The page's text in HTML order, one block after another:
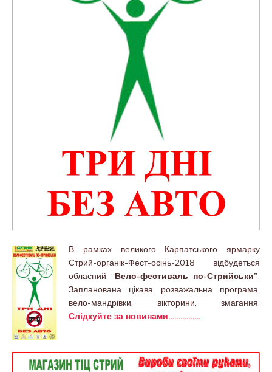
В рамках великого Карпатського ярмарку
Стрий-органік-Фест-осінь-2018 відбудеться
обласний “Вело-фестиваль по-Стрийськи”.
Запланована цікава розважальна програма,
вело-мандрівки, вікторини, змагання.
Слідкуйте за новинами…………….